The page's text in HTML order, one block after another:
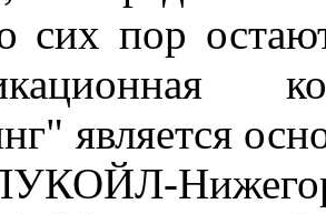
сих пор
является